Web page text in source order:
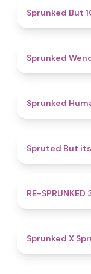
Sprunked But
Sprunked
Sprunked
Spruted But
RE-SPRUNKED
Sprunked X